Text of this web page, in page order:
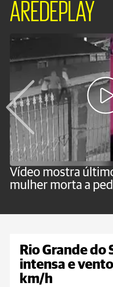
AREDEPLAY
Vídeo mostra
mulher morta a
Rio Grande do
intensa e
km/h